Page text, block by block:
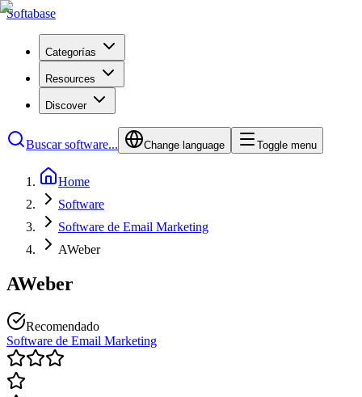
Softabase
Categorías
Resources
Discover
Buscar software... Change language Toggle menu
Home
Software
Software de Email Marketing
AWeber
AWeber
Recomendado
Software de Email Marketing